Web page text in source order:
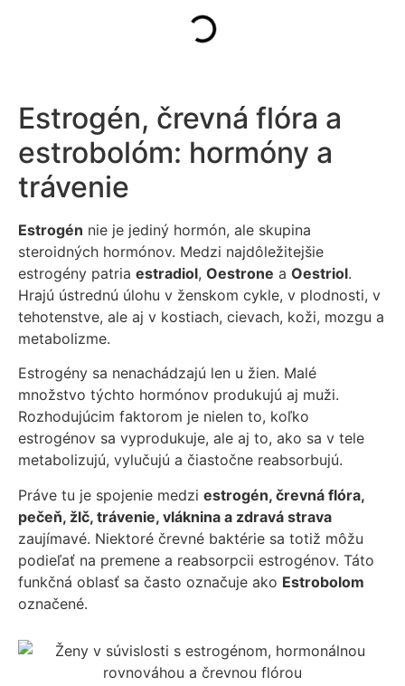
Estrogén, črevná flóra a
estrobolóm: hormóny a
trávenie
Estrogén nie je jediný hormón, ale skupina
steroidných hormónov. Medzi najdôležitejšie
estrogény patria estradiol, Oestrone a Oestriol.
Hrajú ústrednú úlohu v ženskom cykle, v plodnosti, v
tehotenstve, ale aj v kostiach, cievach, koži, mozgu a
metabolizme.
Estrogény sa nenachádzajú len u žien. Malé
množstvo týchto hormónov produkujú aj muži.
Rozhodujúcim faktorom je nielen to, koľko
estrogénov sa vyprodukuje, ale aj to, ako sa v tele
metabolizujú, vylučujú a čiastočne reabsorbujú.
Práve tu je spojenie medzi estrogén, črevná flóra,
pečeň, žlč, trávenie, vláknina a zdravá strava
zaujímavé. Niektoré črevné baktérie sa totiž môžu
podieľať na premene a reabsorpcii estrogénov. Táto
funkčná oblasť sa často označuje ako Estrobolom
označené.